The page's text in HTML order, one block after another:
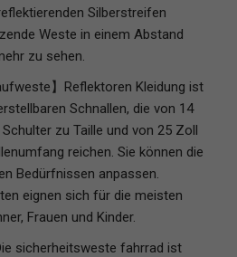
Silberstreifen
Weste in einem Abstand
zu sehen.
】Reflektoren Kleidung ist
Schnallen, die von 14
zu Taille und von 25 Zoll
reichen. Sie können die
Bedürfnissen anpassen.
eignen sich für die meisten
Frauen und Kinder.
sicherheitsweste fahrrad ist